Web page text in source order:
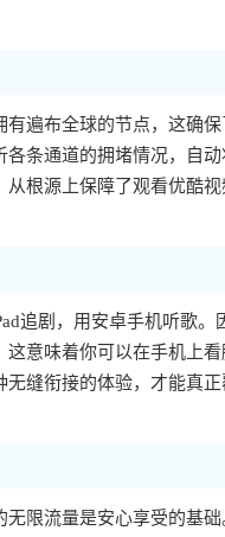
遍布全球的节点，这确
条通道的拥堵情况，自
根源上保障了观看优酷
追剧，用安卓手机听歌
意味着你可以在手机上
缝衔接的体验，才能真
限流量是安心享受的基